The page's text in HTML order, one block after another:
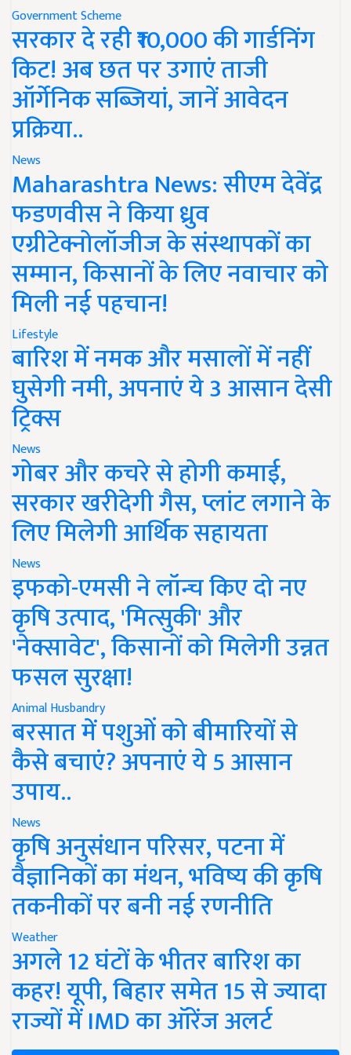
Government Scheme
सरकार दे रही ₹10,000 की गार्डनिंग
किट! अब छत पर उगाएं ताजी
ऑर्गेनिक सब्जियां, जानें आवेदन
प्रक्रिया..
News
Maharashtra News: सीएम देवेंद्र
फडणवीस ने किया ध्रुव
एग्रीटेक्नोलॉजीज के संस्थापकों का
सम्मान, किसानों के लिए नवाचार को
मिली नई पहचान!
Lifestyle
बारिश में नमक और मसालों में नहीं
घुसेगी नमी, अपनाएं ये 3 आसान देसी
ट्रिक्स
News
गोबर और कचरे से होगी कमाई,
सरकार खरीदेगी गैस, प्लांट लगाने के
लिए मिलेगी आर्थिक सहायता
News
इफको-एमसी ने लॉन्च किए दो नए
कृषि उत्पाद, 'मित्सुकी' और
'नेक्सावेट', किसानों को मिलेगी उन्नत
फसल सुरक्षा!
Animal Husbandry
बरसात में पशुओं को बीमारियों से
कैसे बचाएं? अपनाएं ये 5 आसान
उपाय..
News
कृषि अनुसंधान परिसर, पटना में
वैज्ञानिकों का मंथन, भविष्य की कृषि
तकनीकों पर बनी नई रणनीति
Weather
अगले 12 घंटों के भीतर बारिश का
कहर! यूपी, बिहार समेत 15 से ज्यादा
राज्यों में IMD का ऑरेंज अलर्ट